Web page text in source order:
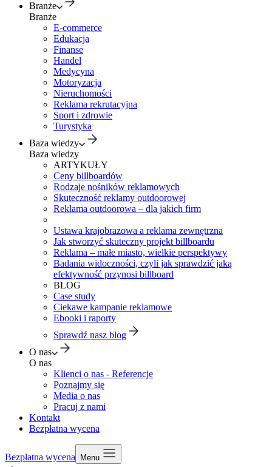
Branże
Branże
E-commerce
Edukacja
Finanse
Handel
Medycyna
Motoryzacja
Nieruchomości
Reklama rekrutacyjna
Sport i zdrowie
Turystyka
Baza wiedzy
Baza wiedzy
ARTYKUŁY
Ceny billboardów
Rodzaje nośników reklamowych
Skuteczność reklamy outdoorowej
Reklama outdoorowa – dla jakich firm
Ustawa krajobrazowa a reklama zewnętrzna
Jak stworzyć skuteczny projekt billboardu
Reklama – małe miasto, wielkie perspektywy
Badania widoczności, czyli jak sprawdzić jaką
efektywność przynosi billboard
BLOG
Case study
Ciekawe kampanie reklamowe
Ebooki i raporty
Sprawdź nasz blog
O nas
O nas
Klienci o nas - Referencje
Poznajmy się
Media o nas
Pracuj z nami
Kontakt
Bezpłatna wycena
Bezpłatna wycena Menu